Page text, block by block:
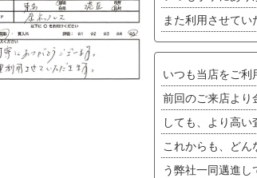
また利用させてい
いつも当店をご利
前回のご来店より
しても、より高い
これからも、どん
う弊社一同邁進し